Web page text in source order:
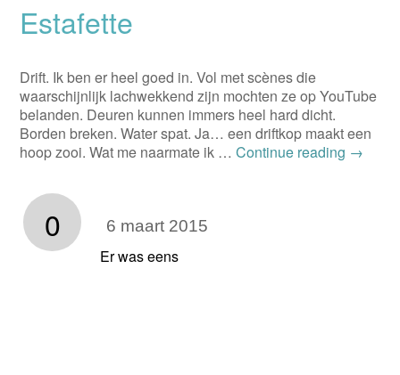
Estafette
Drift. Ik ben er heel goed in. Vol met scènes die
waarschijnlijk lachwekkend zijn mochten ze op YouTube
belanden. Deuren kunnen immers heel hard dicht.
Borden breken. Water spat. Ja… een driftkop maakt een
hoop zooi. Wat me naarmate ik …Continue reading →
0 6 maart 2015
Er was eens